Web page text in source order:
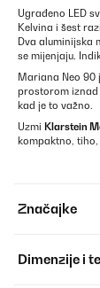
Ugrađeno LED
Kelvina i šest
Dva aluminijska
se mijenjaju.
Mariana Neo 90
prostorom
kad je to važno.
Uzmi Klarstein
kompaktno,
Značajke
Dimenzije i